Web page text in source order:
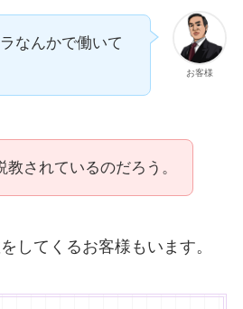
お客様
なんかで働いて
教されているのだろう。
してくるお客様もいます。